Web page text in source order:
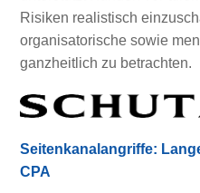
Risiken realistisch
organisatorische sowie
ganzheitlich zu betrachten.
Seitenkanalangriffe:
CPA